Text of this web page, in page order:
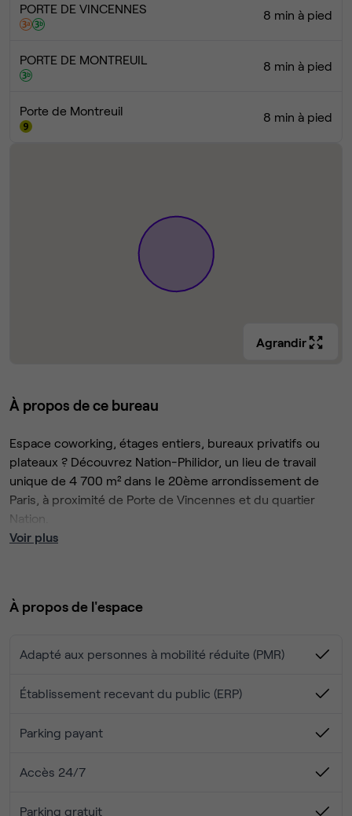
PORTE DE VINCENNES 8 min à pied
PORTE DE MONTREUIL 8 min à pied
Porte de Montreuil 8 min à pied
Agrandir
À propos de ce bureau
Espace coworking, étages entiers, bureaux privatifs ou
plateaux ? Découvrez Nation-Philidor, un lieu de travail
unique de 4 700 m² dans le 20ème arrondissement de
Paris, à proximité de Porte de Vincennes et du quartier
Nation.
Conçu par l’architecte Jacques Ferrier, 5 niveaux de
75 à 100 postes de travail par étage, espaces
Bureaux lumineux, avec balcons et vues sur la ville 🌞
✨ Espaces communs et équipements :
Voir plus
À propos de l'espace
Adapté aux personnes à mobilité réduite (PMR)
Établissement recevant du public (ERP)
Parking payant
Accès 24/7
Parking gratuit